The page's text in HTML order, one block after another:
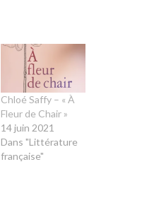
Chloé Saffy – « À
Fleur de Chair »
14 juin 2021
Dans "Littérature
française"